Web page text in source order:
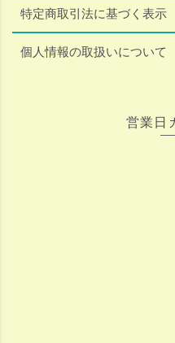
特定商取引法に基づく表示
個人情報の取扱いについて
営業日